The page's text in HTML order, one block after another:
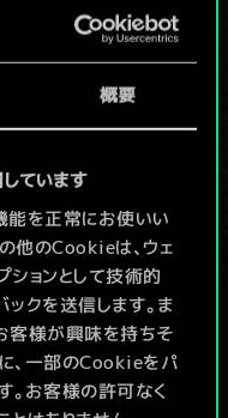
概要
ています
能を正常にお使いい
他のCookieは、ウェ
ションとして技術的
クを送信します。ま
客様が興味を持ちそ
、一部のCookieをパ
。お客様の許可なく
キがあ
、
！
ドを作成